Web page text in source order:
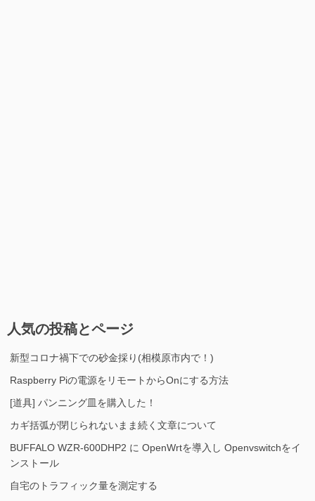
人気の投稿とページ
新型コロナ禍下での砂金採り(相模原市内で！)
Raspberry Piの電源をリモートからOnにする方法
[道具] パンニング皿を購入した！
カギ括弧が閉じられないまま続く文章について
BUFFALO WZR-600DHP2 に OpenWrtを導入し Openvswitchをイ
ンストール
自宅のトラフィック量を測定する